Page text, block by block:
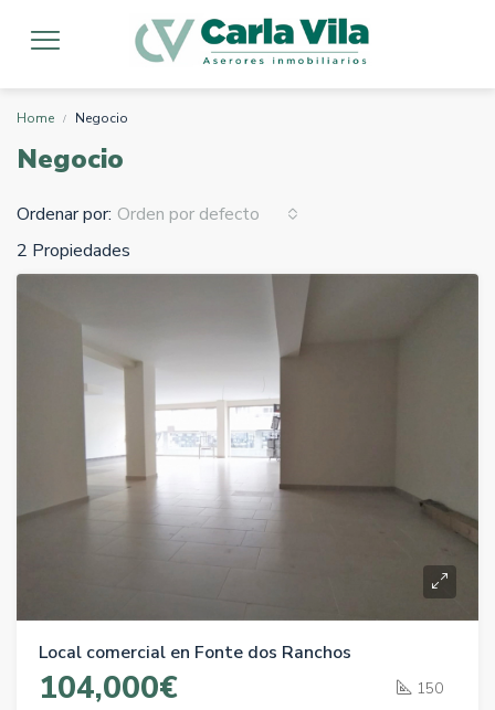
Home Negocio
Negocio
2 Propiedades
Ordenar por: Orden por defecto
Local comercial en Fonte dos Ranchos
104,000€ 150